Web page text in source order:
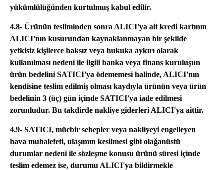
yükümlülüğünden kurtulmuş kabul edilir.
4.8- Ürünün tesliminden sonra ALICI'ya ait kredi kartının
ALICI'nın kusurundan kaynaklanmayan bir şekilde
yetkisiz kişilerce haksız veya hukuka aykırı olarak
kullanılması nedeni ile ilgili banka veya finans kuruluşun
ürün bedelini SATICI'ya ödememesi halinde, ALICI'nın
kendisine teslim edilmiş olması kaydıyla ürünün veya ürün
bedelinin 3 (üç) gün içinde SATICI'ya iade edilmesi
zorunludur. Bu takdirde nakliye giderleri ALICI'ya aittir.
4.9- SATICI, mücbir sebepler veya nakliyeyi engelleyen
hava muhalefeti, ulaşımın kesilmesi gibi olağanüstü
durumlar nedeni ile sözleşme konusu ürünü süresi içinde
teslim edemez ise, durumu ALICI'ya bildirmekle